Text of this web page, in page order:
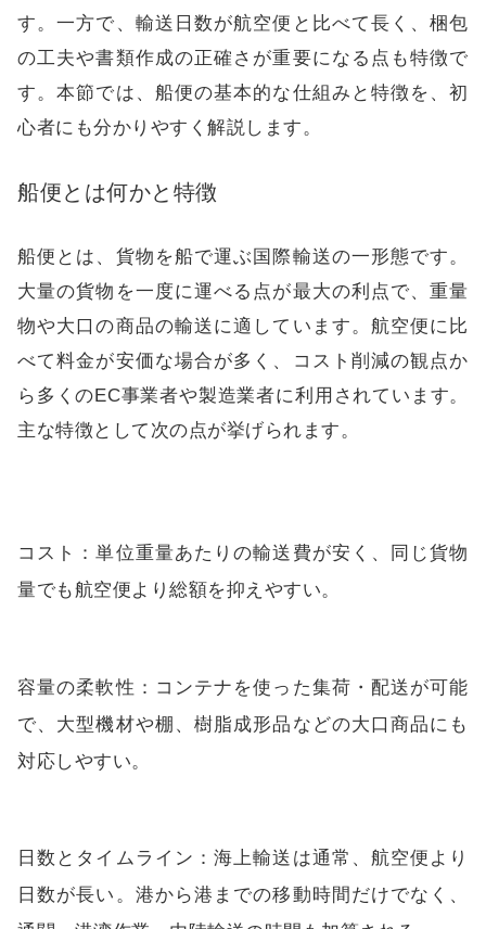
す。一方で、輸送日数が航空便と比べて長く、梱包
の工夫や書類作成の正確さが重要になる点も特徴で
す。本節では、船便の基本的な仕組みと特徴を、初
心者にも分かりやすく解説します。
船便とは何かと特徴
船便とは、貨物を船で運ぶ国際輸送の一形態です。
大量の貨物を一度に運べる点が最大の利点で、重量
物や大口の商品の輸送に適しています。航空便に比
べて料金が安価な場合が多く、コスト削減の観点か
ら多くのEC事業者や製造業者に利用されています。
主な特徴として次の点が挙げられます。
コスト：単位重量あたりの輸送費が安く、同じ貨物
量でも航空便より総額を抑えやすい。
容量の柔軟性：コンテナを使った集荷・配送が可能
で、大型機材や棚、樹脂成形品などの大口商品にも
対応しやすい。
日数とタイムライン：海上輸送は通常、航空便より
日数が長い。港から港までの移動時間だけでなく、